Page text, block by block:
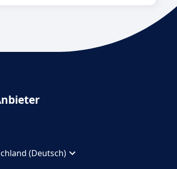
(Deutsch)